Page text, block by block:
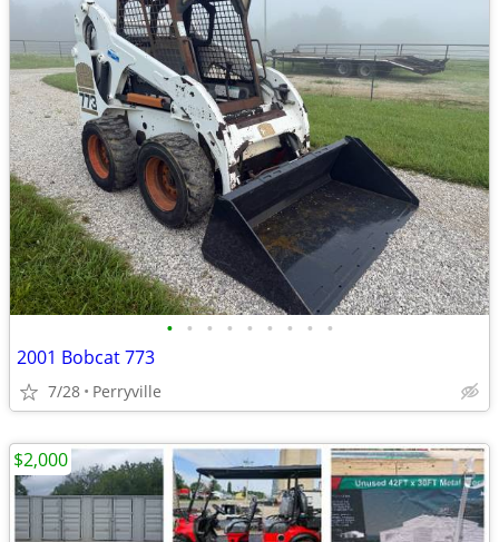
• • • • • • • • •
2001 Bobcat 773
7/28 Perryville
$2,000